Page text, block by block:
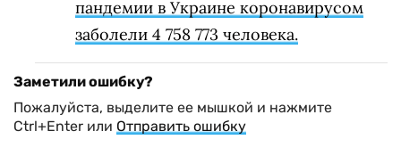
пандемии в Украине коронавирусом
заболели 4 758 773 человека.
Заметили ошибку?
Пожалуйста, выделите ее мышкой и нажмите
Ctrl+Enter или Отправить ошибку